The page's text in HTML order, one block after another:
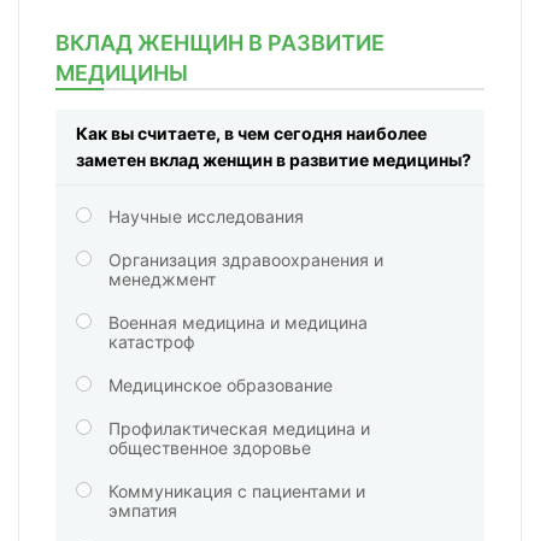
ВКЛАД ЖЕНЩИН В РАЗВИТИЕ
МЕДИЦИНЫ
Как вы считаете, в чем сегодня наиболее
заметен вклад женщин в развитие медицины?
Научные исследования
Организация здравоохранения и
менеджмент
Военная медицина и медицина
катастроф
Медицинское образование
Профилактическая медицина и
общественное здоровье
Коммуникация с пациентами и
эмпатия